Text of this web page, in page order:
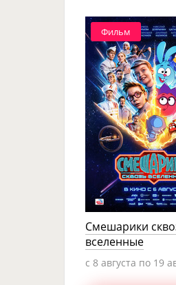
Фильм
Смешарики
вселенные
c 8 августа по 19